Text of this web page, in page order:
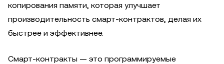
копирования памяти, которая улучшает
производительность смарт-контрактов, делая их
быстрее и эффективнее.
Смарт-контракты — это программируемые